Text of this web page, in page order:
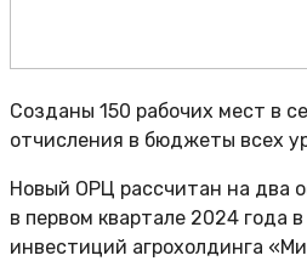
Созданы 150 рабочих мест в
отчисления в бюджеты всех
Новый ОРЦ рассчитан на два
в первом квартале 2024 года
инвестиций агрохолдинга